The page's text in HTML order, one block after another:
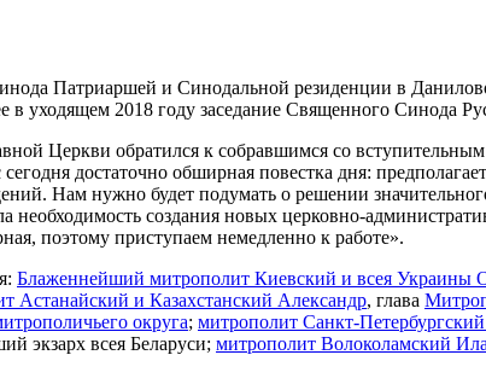
Патриаршей и Синодальной резиденции в
в уходящем 2018 году заседание Священного Синода
Церкви обратился к собравшимся со
достаточно обширная повестка дня:
Нам нужно будет подумать о решении
необходимость создания новых церковно-
поэтому приступаем немедленно к работе».
Блаженнейший митрополит Киевский и всея Украины
Астанайский и Казахстанский Александр, глава
округа; митрополит Санкт-
экзарх всея Беларуси; митрополит Волоколамский